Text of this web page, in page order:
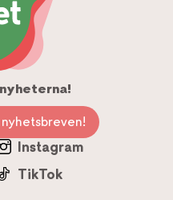
Instagram
TikTok